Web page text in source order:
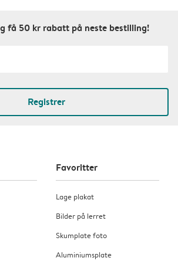
få 50 kr rabatt på neste bestilling!
Registrer
Favoritter
Lage plakat
Bilder på lerret
Skumplate foto
Aluminiumsplate